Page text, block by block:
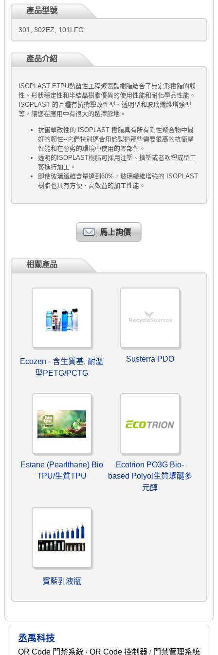
產品型號
301, 302EZ, 101LFG
產品介紹
ISOPLAST ETPU熱塑性工程聚氨酯樹脂結合了無定形樹脂的韌
性、形狀穩定性和半結晶樹脂優異的使用性能和耐化學品性能。
ISOPLAST 的品種有抗衝擊改性型、透明型和玻璃纖維增強型
等，讓您在應用中有很大的選擇餘地。
抗衝擊改性的 ISOPLAST 樹脂具有所有剛性聚合物中最
好的韌性--它們特別適合用於製造那些需要很高的抗衝擊
性能和在惡劣的環境中使用的零部件。
透明的ISOPLAST樹脂可採用注塑、擠塑或者吹塑成型工
藝進行加工。
即使玻璃纖維含量達到60%，玻璃纖維增強的 ISOPLAST
樹脂也具有方便、高效益的加工性能。
馬上詢價
相關產品
Ecozen - 含生質基, 耐溫
型PETG/PCTG
Susterra PDO
Estane (Pearlthane) Bio
TPU/生質TPU
Ecotrion PO3G Bio-
based Polyol生質聚醚多
元醇
寶藍乳液瓶
丞禹科技
QR Code 門禁系統/ QR Code 控制器/ 門禁管理系統